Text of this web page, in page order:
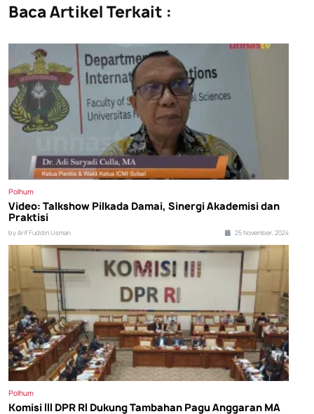
Baca Artikel Terkait :
Polhum
Video: Talkshow Pilkada Damai, Sinergi Akademisi dan
Praktisi
by Arif Fuddin Usman 25 November, 2024
Polhum
Komisi III DPR RI Dukung Tambahan Pagu Anggaran MA